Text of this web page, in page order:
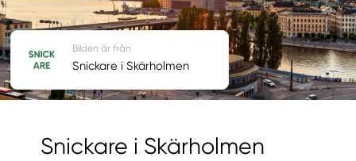
Snickare i Skärholmen
Bilden är från
Snickare i Skärholmen